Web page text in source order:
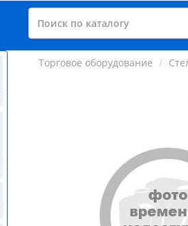
Торговое оборудование